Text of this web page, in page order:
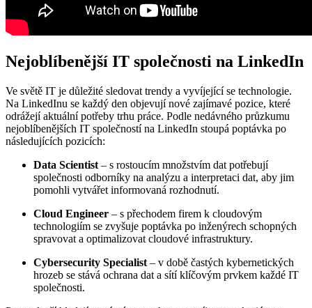
Nejoblíbenější IT společnosti na LinkedIn
Ve světě IT je důležité sledovat trendy a vyvíjející se technologie.
Na LinkedInu se každý den objevují nové zajímavé pozice, které
odrážejí aktuální potřeby trhu práce. Podle nedávného průzkumu
nejoblíbenějších IT společností na LinkedIn stoupá poptávka po
následujících pozicích:
Data Scientist – s rostoucím množstvím dat potřebují
společnosti odborníky na analýzu a interpretaci dat, aby jim
pomohli vytvářet informovaná rozhodnutí.
Cloud Engineer – s přechodem firem k cloudovým
technologiím se zvyšuje poptávka po inženýrech schopných
spravovat a optimalizovat cloudové infrastruktury.
Cybersecurity Specialist – v době častých kybernetických
hrozeb se stává ochrana dat a sítí klíčovým prvkem každé IT
společnosti.